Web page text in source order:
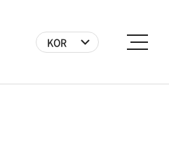
KOR